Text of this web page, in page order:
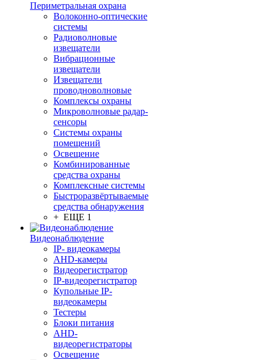
Периметральная охрана
Волоконно-оптические
системы
Радиоволновые
извещатели
Вибрационные
извещатели
Извещатели
проводноволновые
Комплексы охраны
Микроволновые радар-
сенсоры
Системы охраны
помещений
Освещение
Комбинированные
средства охраны
Комплексные системы
Быстроразвёртываемые
средства обнаружения
+ ЕЩЕ 1
Видеонаблюдение
IP- видеокамеры
AHD-камеры
Видеорегистратор
IP-видеорегистратор
Купольные IP-
видеокамеры
Тестеры
Блоки питания
AHD-
видеорегистраторы
Освещение